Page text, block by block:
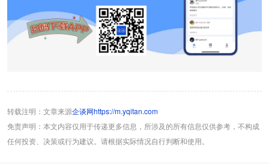
转载注明：文章来源企谈网https://m.yqitan.com
免责声明：本文内容仅用于传递更多信息，所涉及的所有信息仅供参考，不构成
任何投资、决策或行为建议。请根据实际情况自行判断和使用。